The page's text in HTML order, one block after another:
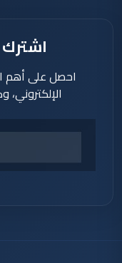
اشترك
احصل على أهم